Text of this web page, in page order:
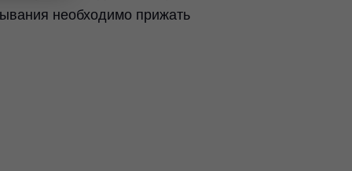
необходимо прижать